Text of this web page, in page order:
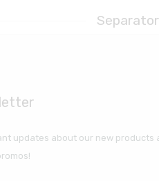
updates about our new products